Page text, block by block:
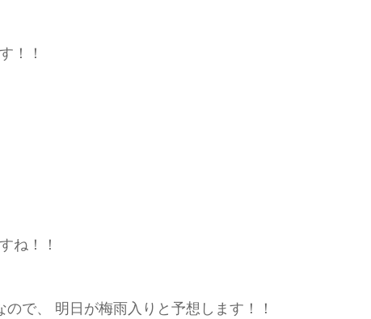
！！
ね！！
ので、 明日が梅雨入りと予想します！！